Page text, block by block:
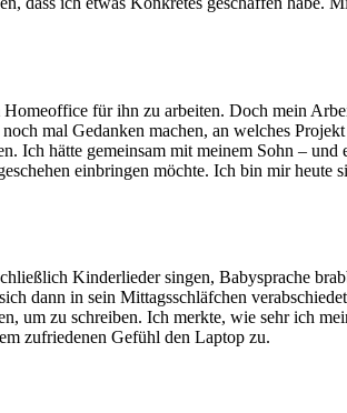
für ihn zu arbeiten. Doch mein
mal Gedanken machen, an welches
Ich hätte gemeinsam mit meinem Sohn –
einbringen möchte. Ich bin mir heute
Kinderlieder singen, Babysprache
dann in sein Mittagsschläfchen
um zu schreiben. Ich merkte, wie sehr ich
zufriedenen Gefühl den Laptop zu.